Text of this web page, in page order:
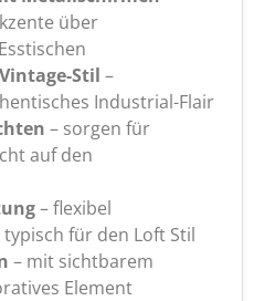
über
Stil –
Industrial-Flair
– sorgen für
auf den
– flexibel
für den Loft Stil
– mit sichtbarem
Element